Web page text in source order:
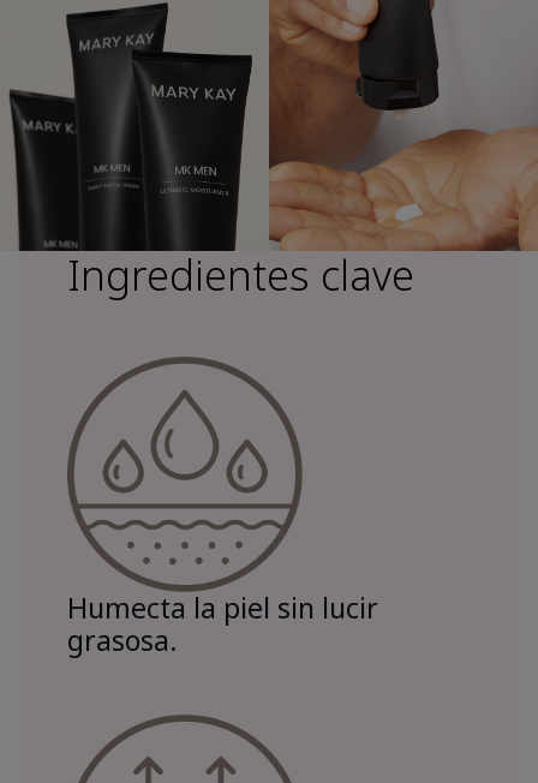
Ingredientes clave
Humecta la piel sin lucir
grasosa.